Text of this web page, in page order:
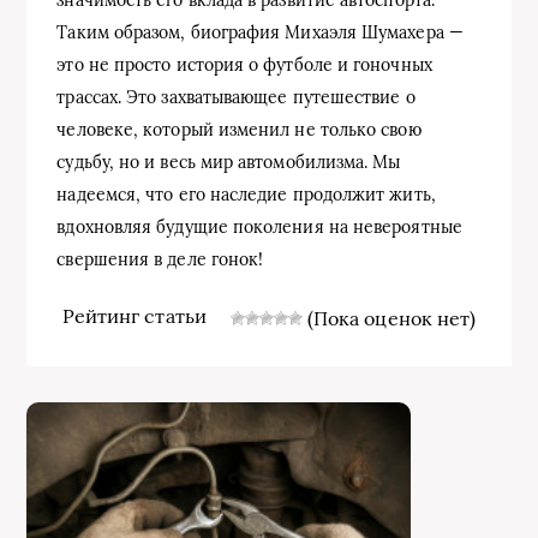
Таким образом, биография Михаэля Шумахера —
это не просто история о футболе и гоночных
трассах. Это захватывающее путешествие о
человеке, который изменил не только свою
судьбу, но и весь мир автомобилизма. Мы
надеемся, что его наследие продолжит жить,
вдохновляя будущие поколения на невероятные
свершения в деле гонок!
Рейтинг статьи (Пока оценок нет)